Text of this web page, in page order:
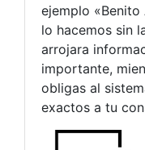
ejemplo
lo hacemos sin
arrojara
importante,
obligas al
exactos a tu